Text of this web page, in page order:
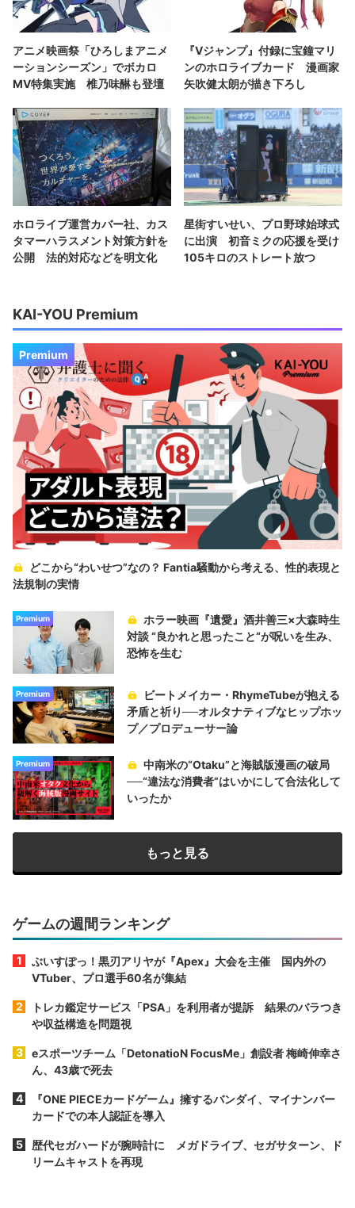
アニメ映画祭「ひろしまアニメ
ーションシーズン」でボカロ
MV特集実施 椎乃味醂も登壇
『Vジャンプ』付録に宝鐘マリ
ンのホロライブカード 漫画家
矢吹健太朗が描き下ろし
ホロライブ運営カバー社、カス
タマーハラスメント対策方針を
公開 法的対応などを明文化
星街すいせい、プロ野球始球式
に出演 初音ミクの応援を受け
105キロのストレート放つ
KAI-YOU Premium
Premium
どこから“わいせつ”なの？ Fantia騒動から考える、性的表現と
法規制の実情
Premium
ホラー映画『遺愛』酒井善三×大森時生
対談 “良かれと思ったこと“が呪いを生み、
恐怖を生む
Premium
ビートメイカー・RhymeTubeが抱える
矛盾と祈り──オルタナティブなヒップホッ
プ／プロデューサー論
Premium
中南米の“Otaku”と海賊版漫画の破局
──“違法な消費者”はいかにして合法化して
いったか
もっと見る
ゲームの週間ランキング
ぶいすぽっ！黒刃アリヤが『Apex』大会を主催 国内外の
VTuber、プロ選手60名が集結
トレカ鑑定サービス「PSA」を利用者が提訴 結果のバラつき
や収益構造を問題視
eスポーツチーム「DetonatioN FocusMe」創設者 梅崎伸幸さ
ん、43歳で死去
『ONE PIECEカードゲーム』擁するバンダイ、マイナンバー
カードでの本人認証を導入
歴代セガハードが腕時計に メガドライブ、セガサターン、ド
リームキャストを再現